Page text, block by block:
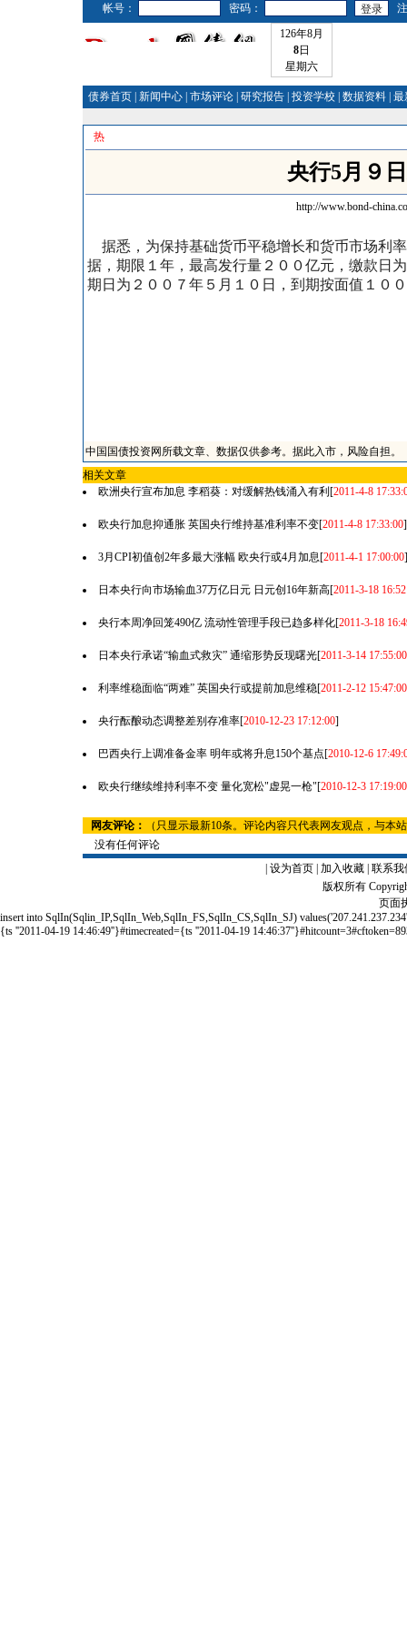
帐号： 密码：
126年8月
8日
星期六
债券首页 新闻中心 市场评论 研究报告 投资学校 数据资料 最
热
央行5月９
http://www.bond-
据悉，为保持基础货币平稳增长和货币市场利
据，期限１年，最高发行量２００亿元，缴款日
期日为２００７年５月１０日，到期按面值１０
中国国债投资网所载文章、数据仅供参考。据此入市，风险自担。
相关文章
欧洲央行宣布加息 李稻葵：对缓解热钱涌入有利 [2011-4-8
欧央行加息抑通胀 英国央行维持基准利率不变[2011-4-8 17:33:00]
3月CPI初值创2年多最大涨幅 欧央行或4月加息[2011-4-1 17:00:00]
日本央行向市场输血37万亿日元 日元创16年新高[2011-3-18
央行本周净回笼490亿 流动性管理手段已趋多样化[2011-3-18
日本央行承诺“输血式救灾” 通缩形势反现曙光[2011-3-14 17:55:00
利率维稳面临“两难” 英国央行或提前加息维稳[2011-2-12 15:47:00
央行酝酿动态调整差别存准率[2010-12-23 17:12:00]
巴西央行上调准备金率 明年或将升息150个基点[2010-12-6
欧央行继续维持利率不变 量化宽松"虚晃一枪"[2010-12-3 17:19:00
网友评论：
（只显示最新10条。评论内容只代表网友观点，与本
没有任何评论
设为首页| 加入收藏| 联系我
版权所有
页面
insert into SqlIn(Sqlin_IP,SqlIn_Web,SqlIn_FS,SqlIn_CS,SqlIn_SJ)
{ts ''2011-04-19 14:46:49''}#timecreated={ts ''2011-04-19